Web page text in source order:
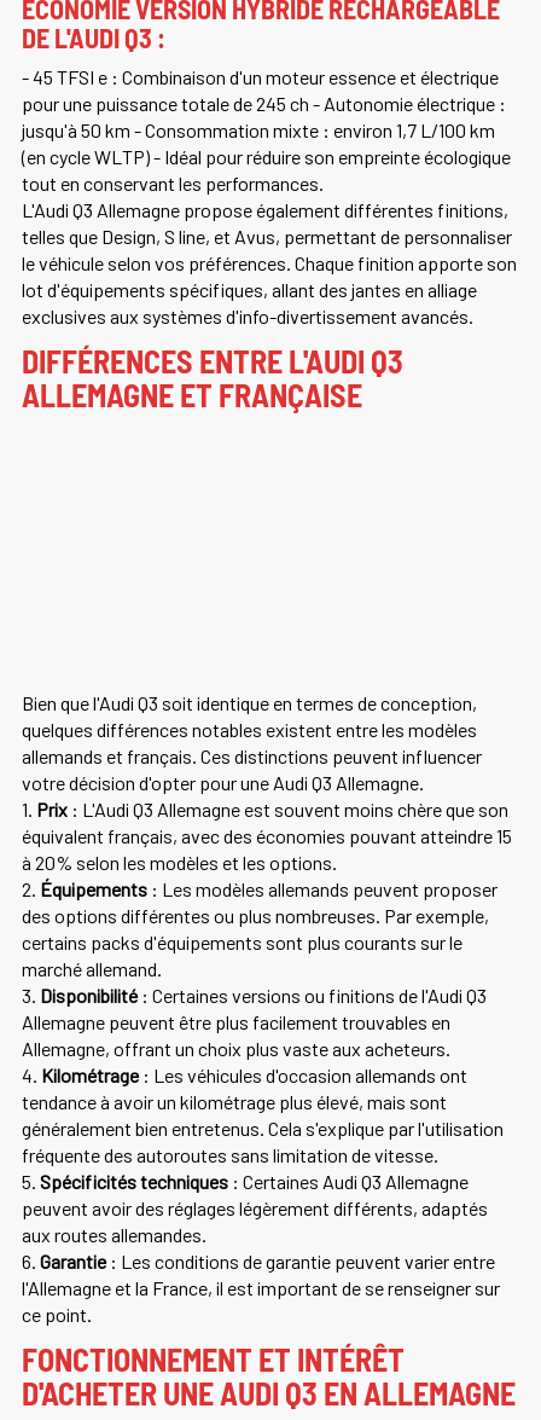
ÉCONOMIE VERSION HYBRIDE RECHARGEABLE
DE L'AUDI Q3 :
- 45 TFSI e : Combinaison d'un moteur essence et électrique
pour une puissance totale de 245 ch - Autonomie électrique :
jusqu'à 50 km - Consommation mixte : environ 1,7 L/100 km
(en cycle WLTP) - Idéal pour réduire son empreinte écologique
tout en conservant les performances.
L'Audi Q3 Allemagne propose également différentes finitions,
telles que Design, S line, et Avus, permettant de personnaliser
le véhicule selon vos préférences. Chaque finition apporte son
lot d'équipements spécifiques, allant des jantes en alliage
exclusives aux systèmes d'info-divertissement avancés.
DIFFÉRENCES ENTRE L'AUDI Q3
ALLEMAGNE ET FRANÇAISE
Bien que l'Audi Q3 soit identique en termes de conception,
quelques différences notables existent entre les modèles
allemands et français. Ces distinctions peuvent influencer
votre décision d'opter pour une Audi Q3 Allemagne.
1. Prix: L'Audi Q3 Allemagne est souvent moins chère que son
équivalent français, avec des économies pouvant atteindre 15
à 20% selon les modèles et les options.
2. Équipements: Les modèles allemands peuvent proposer
des options différentes ou plus nombreuses. Par exemple,
certains packs d'équipements sont plus courants sur le
marché allemand.
3. Disponibilité: Certaines versions ou finitions de l'Audi Q3
Allemagne peuvent être plus facilement trouvables en
Allemagne, offrant un choix plus vaste aux acheteurs.
4. Kilométrage: Les véhicules d'occasion allemands ont
tendance à avoir un kilométrage plus élevé, mais sont
généralement bien entretenus. Cela s'explique par l'utilisation
fréquente des autoroutes sans limitation de vitesse.
5. Spécificités techniques: Certaines Audi Q3 Allemagne
peuvent avoir des réglages légèrement différents, adaptés
aux routes allemandes.
6. Garantie: Les conditions de garantie peuvent varier entre
l'Allemagne et la France, il est important de se renseigner sur
ce point.
FONCTIONNEMENT ET INTÉRÊT
D'ACHETER UNE AUDI Q3 EN ALLEMAGNE